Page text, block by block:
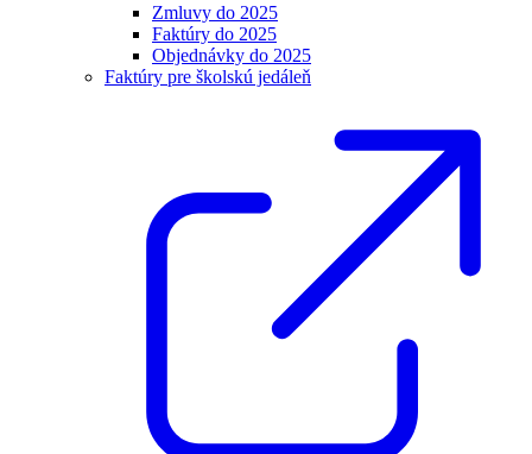
Zmluvy do 2025
Faktúry do 2025
Objednávky do 2025
Faktúry pre školskú jedáleň